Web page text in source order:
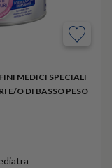
MEDICI SPECIALI
E/O DI BASSO PESO